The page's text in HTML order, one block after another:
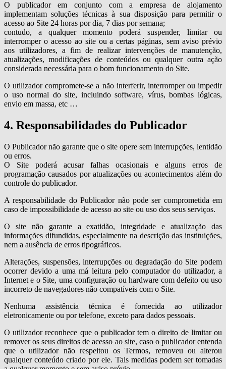
O publicador em conjunto com a empresa de alojamento
implementam soluções técnicas à sua disposição para permitir o
acesso ao Site 24 horas por dia, 7 dias por semana;
contudo, a qualquer momento poderá suspender, limitar ou
interromper o acesso ao site ou a certas páginas, sem aviso prévio
aos utilizadores, a fim de realizar intervenções de manutenção,
atualizações, modificações de conteúdos ou qualquer outra ação
considerada necessária para o bom funcionamento do Site.
O utilizador compromete-se a não interferir, interromper ou impedir
o uso normal do site, incluindo software, vírus, bombas lógicas,
envio em massa, etc …
4. Responsabilidades do Publicador
O Publicador não garante que o site opere sem interrupções, lentidão
ou erros.
O Site poderá acusar falhas ocasionais e alguns erros de
programação causados por atualizações ou acontecimentos além do
controle do publicador.
A responsabilidade do Publicador não pode ser comprometida em
caso de impossibilidade de acesso ao site ou uso dos seus serviços.
O site não garante a exatidão, integridade e atualização das
informações difundidas, especialmente na descrição das instituições,
nem a ausência de erros tipográficos.
Alterações, suspensões, interrupções ou degradação do Site podem
ocorrer devido a uma má leitura pelo computador do utilizador, a
Internet e o Site, uma configuração ou hardware com defeito ou uso
incorreto de navegadores não compatíveis com o Site.
Nenhuma assistência técnica é fornecida ao utilizador
eletronicamente ou por telefone, exceto para dados pessoais.
O utilizador reconhece que o publicador tem o direito de limitar ou
remover os seus direitos de acesso ao site, caso o publicador entenda
que o utilizador não respeitou os Termos, removeu ou alterou
qualquer conteúdo criado por ele. Tais medidas podem ser tomadas